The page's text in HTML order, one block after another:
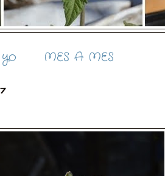
MES A MES